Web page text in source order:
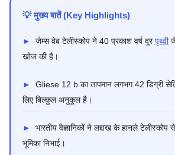
💡 मुख्य बातें (Key Highlights)
► जेम्स वेब टेलीस्कोप ने 40 प्रकाश वर्ष दूरपृथ्वी
खोज की है।
►
Gliese 12 b का तापमान लगभग 42 डिग्री
लिए बिल्कुल अनुकूल है।
►
भारतीय वैज्ञानिकों ने लद्दाख के हानले
भूमिका निभाई।